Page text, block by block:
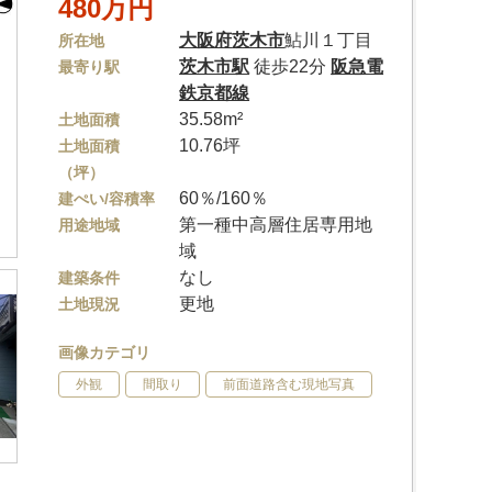
480万円
所在地 大阪府茨木市鮎川１丁目
最寄り駅 茨木市駅 徒歩22分 阪急電
鉄京都線
土地面積 35.58m²
土地面積
（坪）
10.76坪
建ぺい/容積率 60％/160％
用途地域
第一種中高層住居専用地
域
建築条件 なし
土地現況 更地
画像カテゴリ
外観 間取り 前面道路含む現地写真